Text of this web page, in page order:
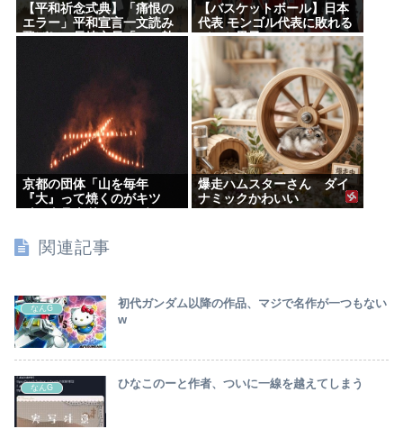
【平和祈念式典】「痛恨の
エラー」平和宣言一文読み
飛ばし…長崎市長「つい熱
【バスケットボール】日本
代表 モンゴル代表に敗れる
バスケ男子
京都の団体「山を毎年
『大』って焼くのがキツ
爆走ハムスターさん ダイ
ナミックかわいい
関連記事
なんG
初代ガンダム以降の作品、マジで名作が一つもない
w
なんG ひなこのーと作者、ついに一線を越えてしまう